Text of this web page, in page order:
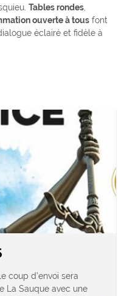
Tables rondes,
ouverte à tousfont
éclairé et fidèle à
coup d’envoi sera
La Sauque avec une